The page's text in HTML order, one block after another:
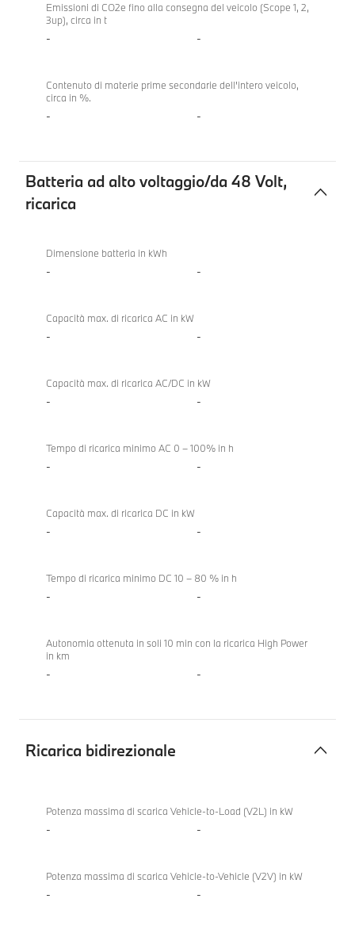
veicolo
Emissioni di CO2e fino alla consegna del veicolo (Scope 1, 2,
3up), circa in t
- -
Contenuto di materie prime secondarie dell'intero veicolo,
circa in %.
- -
Batteria ad alto voltaggio/da 48 Volt,
ricarica
Volt,
ricarica
Dimensione batteria in kWh
- -
Capacità max. di ricarica AC in kW
- -
Capacità max. di ricarica AC/DC in kW
- -
Tempo di ricarica minimo AC 0 – 100% in h
- -
Capacità max. di ricarica DC in kW
- -
Tempo di ricarica minimo DC 10 – 80 % in h
- -
Autonomia ottenuta in soli 10 min con la ricarica High Power
in km
- -
Ricarica bidirezionale
bidirezionale
Potenza massima di scarica Vehicle-to-Load (V2L) in kW
- -
Potenza massima di scarica Vehicle-to-Vehicle (V2V) in kW
- -